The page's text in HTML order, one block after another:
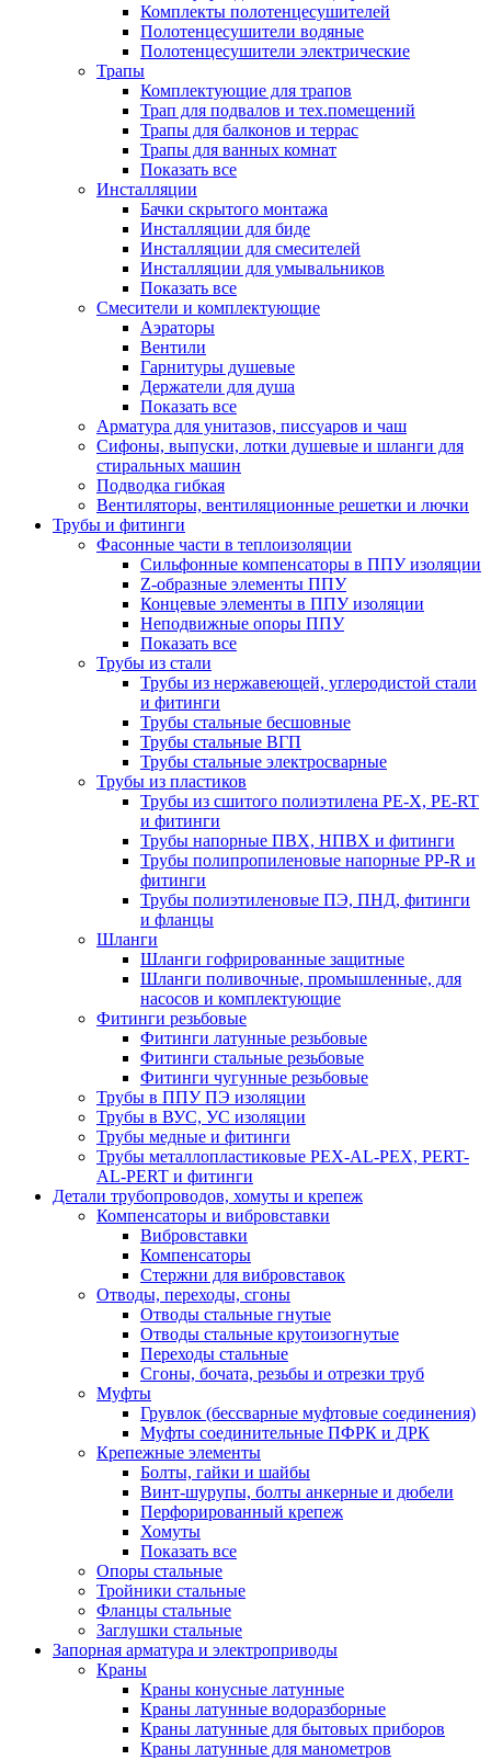
Комплекты полотенцесушителей
Полотенцесушители водяные
Полотенцесушители электрические
Трапы
Комплектующие для трапов
Трап для подвалов и тех.помещений
Трапы для балконов и террас
Трапы для ванных комнат
Показать все
Инсталляции
Бачки скрытого монтажа
Инсталляции для биде
Инсталляции для смесителей
Инсталляции для умывальников
Показать все
Смесители и комплектующие
Аэраторы
Вентили
Гарнитуры душевые
Держатели для душа
Показать все
Арматура для унитазов, писсуаров и чаш
Сифоны, выпуски, лотки душевые и шланги для
стиральных машин
Подводка гибкая
Вентиляторы, вентиляционные решетки и лючки
Трубы и фитинги
Фасонные части в теплоизоляции
Cильфонные компенсаторы в ППУ изоляции
Z-образные элементы ППУ
Концевые элементы в ППУ изоляции
Неподвижные опоры ППУ
Показать все
Трубы из стали
Трубы из нержавеющей, углеродистой стали
и фитинги
Трубы стальные бесшовные
Трубы стальные ВГП
Трубы стальные электросварные
Трубы из пластиков
Трубы из сшитого полиэтилена PE-X, PE-RT
и фитинги
Трубы напорные ПВХ, НПВХ и фитинги
Трубы полипропиленовые напорные PP-R и
фитинги
Трубы полиэтиленовые ПЭ, ПНД, фитинги
и фланцы
Шланги
Шланги гофрированные защитные
Шланги поливочные, промышленные, для
насосов и комплектующие
Фитинги резьбовые
Фитинги латунные резьбовые
Фитинги стальные резьбовые
Фитинги чугунные резьбовые
Трубы в ППУ ПЭ изоляции
Трубы в ВУС, УС изоляции
Трубы медные и фитинги
Трубы металлопластиковые PEX-AL-PEX, PERT-
AL-PERT и фитинги
Детали трубопроводов, хомуты и крепеж
Компенсаторы и вибровставки
Вибровставки
Компенсаторы
Стержни для вибровставок
Отводы, переходы, сгоны
Отводы стальные гнутые
Отводы стальные крутоизогнутые
Переходы стальные
Сгоны, бочата, резьбы и отрезки труб
Муфты
Грувлок (бессварные муфтовые соединения)
Муфты соединительные ПФРК и ДРК
Крепежные элементы
Болты, гайки и шайбы
Винт-шурупы, болты анкерные и дюбели
Перфорированный крепеж
Хомуты
Показать все
Опоры стальные
Тройники стальные
Фланцы стальные
Заглушки стальные
Запорная арматура и электроприводы
Краны
Краны конусные латунные
Краны латунные водоразборные
Краны латунные для бытовых приборов
Краны латунные для манометров